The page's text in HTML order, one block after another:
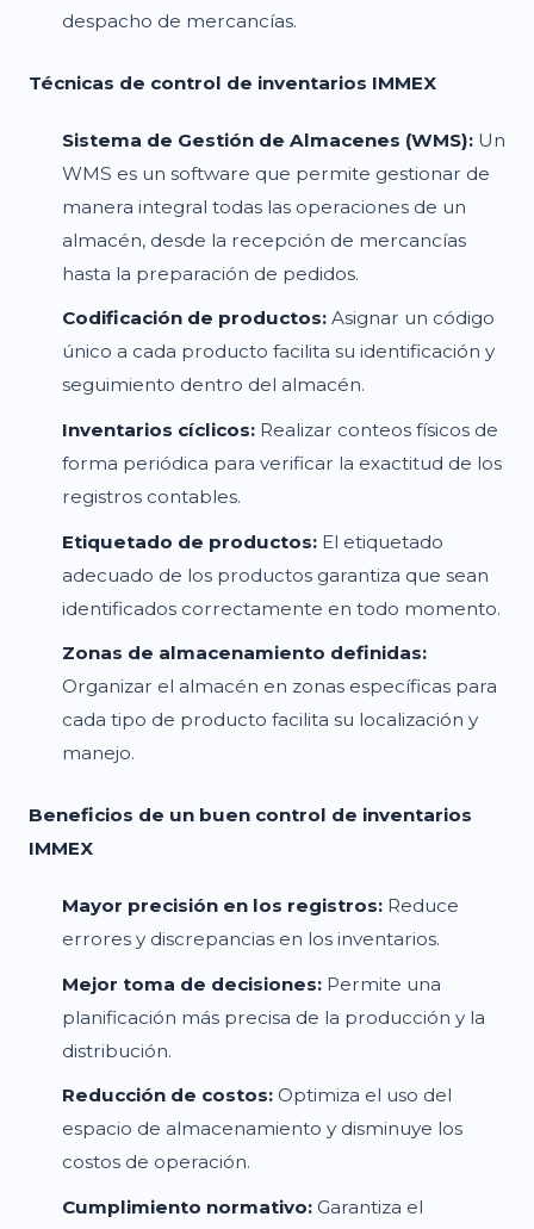
despacho de mercancías.
Técnicas de control de inventarios IMMEX
Sistema de Gestión de Almacenes (WMS): Un
WMS es un software que permite gestionar de
manera integral todas las operaciones de un
almacén, desde la recepción de mercancías
hasta la preparación de pedidos.
Codificación de productos: Asignar un código
único a cada producto facilita su identificación y
seguimiento dentro del almacén.
Inventarios cíclicos: Realizar conteos físicos de
forma periódica para verificar la exactitud de los
registros contables.
Etiquetado de productos: El etiquetado
adecuado de los productos garantiza que sean
identificados correctamente en todo momento.
Zonas de almacenamiento definidas:
Organizar el almacén en zonas específicas para
cada tipo de producto facilita su localización y
manejo.
Beneficios de un buen control de inventarios
IMMEX
Mayor precisión en los registros: Reduce
errores y discrepancias en los inventarios.
Mejor toma de decisiones: Permite una
planificación más precisa de la producción y la
distribución.
Reducción de costos: Optimiza el uso del
espacio de almacenamiento y disminuye los
costos de operación.
Cumplimiento normativo: Garantiza el